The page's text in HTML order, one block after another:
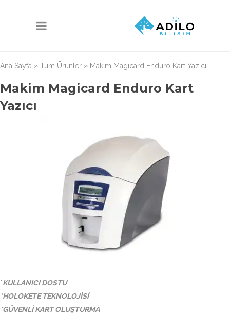
Ana Sayfa » Tüm Ürünler » Makim Magicard Enduro Kart Yazıcı
Makim Magicard Enduro Kart
Yazıcı
*KULLANICI DOSTU
*HOLOKETE TEKNOLOJİSİ
*GÜVENLİ KART OLUŞTURMA